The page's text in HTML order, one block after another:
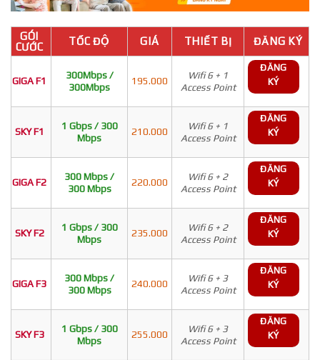
GÓI
CƯỚC
TỐC ĐỘ GIÁ THIẾT BỊ ĐĂNG KÝ
GIGA F1
300Mbps /
300Mbps
195.000
Wifi 6 + 1
Access Point
ĐĂNG
KÝ
SKY F1
1 Gbps / 300
Mbps
210.000
Wifi 6 + 1
Access Point
ĐĂNG
KÝ
GIGA F2
300 Mbps /
300 Mbps
220.000
Wifi 6 + 2
Access Point
ĐĂNG
KÝ
SKY F2
1 Gbps / 300
Mbps
235.000
Wifi 6 + 2
Access Point
ĐĂNG
KÝ
GIGA F3
300 Mbps /
300 Mbps
240.000
Wifi 6 + 3
Access Point
ĐĂNG
KÝ
SKY F3
1 Gbps / 300
Mbps
255.000
Wifi 6 + 3
Access Point
ĐĂNG
KÝ